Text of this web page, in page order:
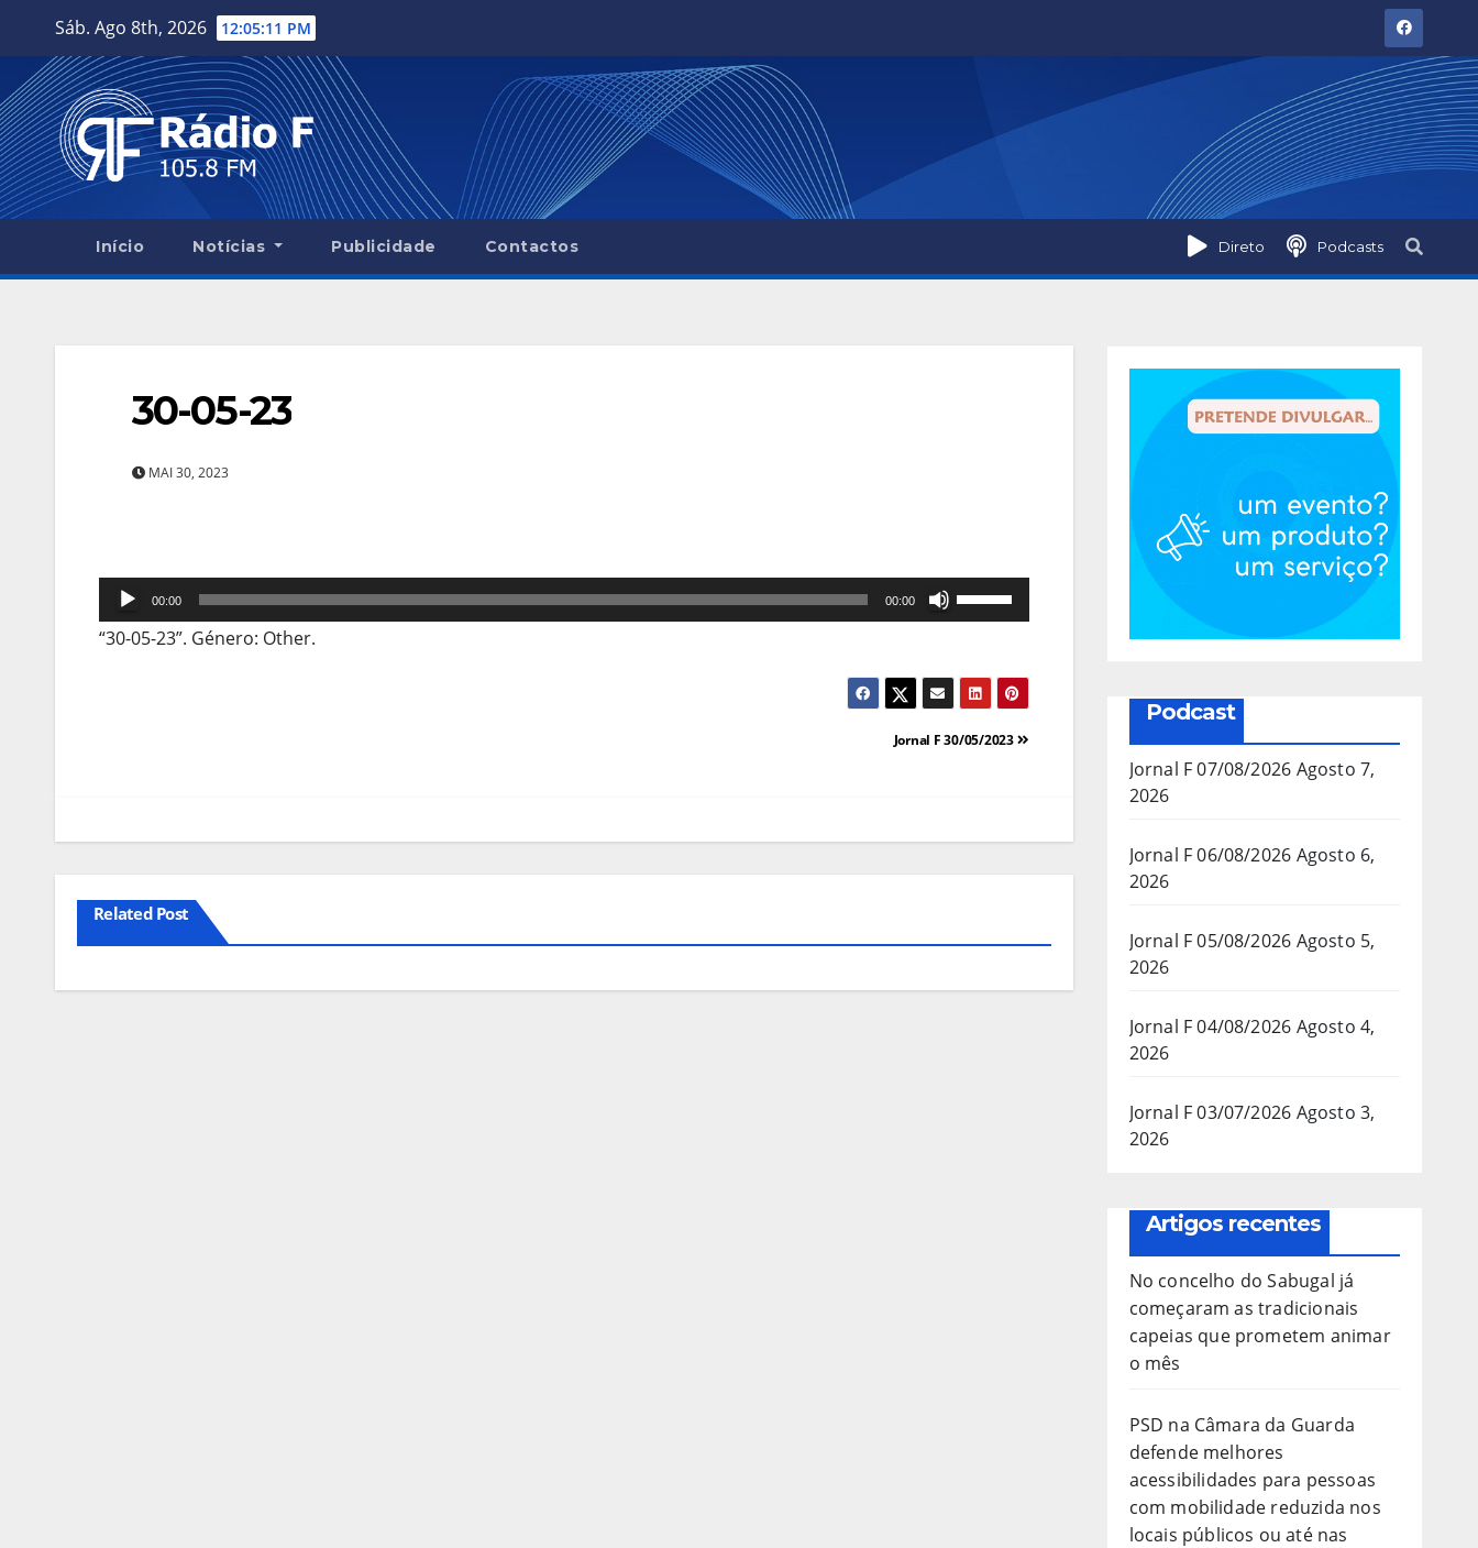
content
Sáb. Ago 8th, 2026 12:05:12 PM
Direto Podcasts
Início Notícias Publicidade Contactos
30-05-23
MAI 30, 2023
Reprodutor
de
00:00 00:00
Use
as
cima/baixo
“30-05-23”. Género: Other.
Jornal F 30/05/2023
Related Post
Podcast
Jornal F 07/08/2026 Agosto 7,
2026
Jornal F 06/08/2026 Agosto 6,
2026
Jornal F 05/08/2026 Agosto 5,
2026
Jornal F 04/08/2026 Agosto 4,
2026
Jornal F 03/07/2026 Agosto 3,
2026
Artigos recentes
No concelho do Sabugal já
começaram as tradicionais
capeias que prometem animar
o mês
PSD na Câmara da Guarda
defende melhores
acessibilidades para pessoas
com mobilidade reduzida nos
locais públicos ou até nas